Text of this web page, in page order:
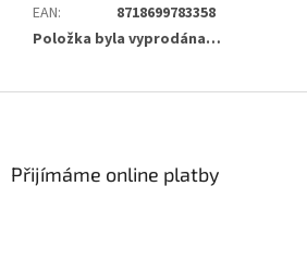
EAN:
8718699783358
Položka byla vyprodána…
Přijímáme online platby